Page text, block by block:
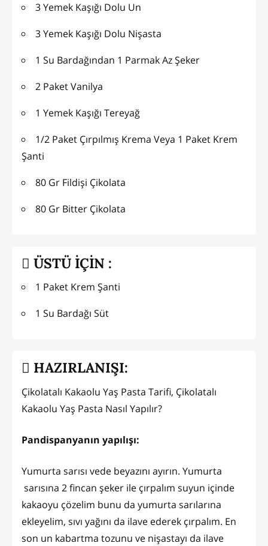
3 Yemek Kaşığı Dolu Un
3 Yemek Kaşığı Dolu Nişasta
1 Su Bardağından 1 Parmak Az Şeker
2 Paket Vanilya
1 Yemek Kaşığı Tereyağ
1/2 Paket Çırpılmış Krema Veya 1 Paket Krem
Şanti
80 Gr Fildişi Çikolata
80 Gr Bitter Çikolata
ÜSTÜ İÇİN :
1 Paket Krem Şanti
1 Su Bardağı Süt
HAZIRLANIŞI:
Çikolatalı Kakaolu Yaş Pasta Tarifi, Çikolatalı
Kakaolu Yaş Pasta Nasıl Yapılır?
Pandispanyanın yapılışı:
Yumurta sarısı vede beyazını ayırın. Yumurta
sarısına 2 fincan şeker ile çırpalım suyun içinde
kakaoyu çözelim bunu da yumurta sarılarına
ekleyelim, sıvı yağını da ilave ederek çırpalım. En
son un kabartma tozunu ve nişastayı da ilave